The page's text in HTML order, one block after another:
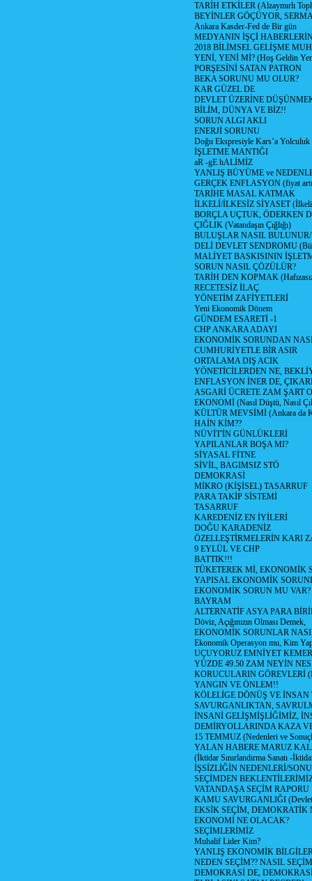
TARİH ETKİLER (Alzaymırlı
BEYİNLER GÖÇÜYOR,
Ankara Kasder-Fed de Bir gün
MEDYANIN İŞÇİ
2018 BİLİMSEL GELİŞME
YENİ, YENİ Mİ? (Hoş Geldin
PORŞESİNİ SATAN PATRON
BEKA SORUNU MU OLUR?
KAR GÜZEL DE
DEVLET ÜZERİNE
BİLİM, DÜNYA VE BİZ!!
SORUN ALGI AKLI
ENERJİ SORUNU
Doğu Ekspresiyle Kars’a Yolculuk
İŞLETME MANTIĞI
aR -gE hALİMİZ
YANLIŞ BÜYÜME ve
GERÇEK ENFLASYON (fiyat
TARİHE MASAL KATMAK
İLKELİ/İLKESİZ SİYASET
BORÇLA UÇTUK, ÖDERKEN
ÇIĞLIK (Vatandaşın Çığlığı)
BULUŞLAR NASIL
DELİ DEVLET SENDROMU
MALİYET BASKISININ
SORUN NASIL ÇÖZÜLÜR?
TARİH DEN KOPMAK
RECETESİZ İLAÇ
YÖNETİM ZAFİYETLERİ
Yeni Ekonomik Dönem
GÜNDEM ESARETİ -1
CHP ANKARA ADAYI
EKONOMİK SORUNDAN
CUMHURİYETLE BİR ASIR
ORTALAMA DIŞ ACIK
YÖNETİCİLERDEN NE,
ENFLASYON İNER DE,
ASGARİ ÜCRETE ZAM ŞART
EKONOMİ (Nasıl Düştü, Nasıl
KÜLTÜR MEVSİMİ (Ankara da
HAİN KİM??
NÜVİT'İN GÜNLÜKLERİ
YAPILANLAR BOŞA MI?
SİYASAL FİTNE
SİVİL, BAGIMSIZ STÖ
DEMOKRASİ
MİKRO (KİŞİSEL) TASARRUF
PARA TAKİP SİSTEMİ
TASARRUF
KAREDENİZ EN İYİLERİ
DOĞU KARADENİZ
ÖZELLEŞTİRMELERİN KARI
9 EYLÜL VE CHP
BATTIK!!!
TÜKETEREK Mİ, EKONOMİK
YAPISAL EKONOMİK
EKONOMİK SORUN MU VAR?
BAYRAM
ALTERNATİF ASYA PARA
Döviz, Açığınızın Olması Demek,
EKONOMİK SORUNLAR
Ekonomik Operasyon mu, Kim
UÇUYORUZ EMNİYET
YÜZDE 49.50 ZAM NEYİN
KORUCULARIN GÖREVLERİ
YANGIN VE ÖNLEM!!
KÖLELİGE DÖNÜŞ VE İNSAN
SAVURGANLIKTAN,
İNSANİ GELİŞMİŞLİĞİMİZ,
DEMİRYOLLARINDA KAZA
15 TEMMUZ (Nedenleri ve
YALAN HABERE MARUZ
(İktidar Sınırlandırma Sanatı -
İŞSİZLİĞİN NEDENLERİ/
SEÇİMDEN
VATANDAŞA SEÇİM RAPORU
KAMU SAVURGANLIĞI (Devlet
EKSİK SEÇİM, DEMOKRATİK
EKONOMİ NE OLACAK?
SEÇİMLERİMİZ
Muhalif Lider Kim?
YANLIŞ EKONOMİK
NEDEN SEÇİM?? NASIL
DEMOKRASİ DE,